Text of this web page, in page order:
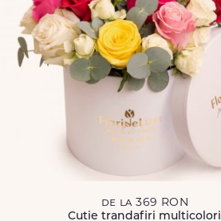
de la 369 RON
Cutie trandafiri multicolori